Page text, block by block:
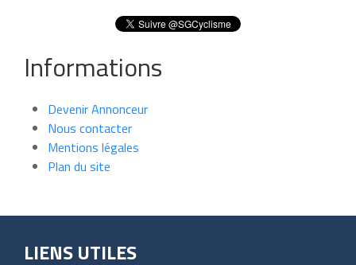
Informations
Devenir Annonceur
Nous contacter
Mentions légales
Plan du site
LIENS UTILES